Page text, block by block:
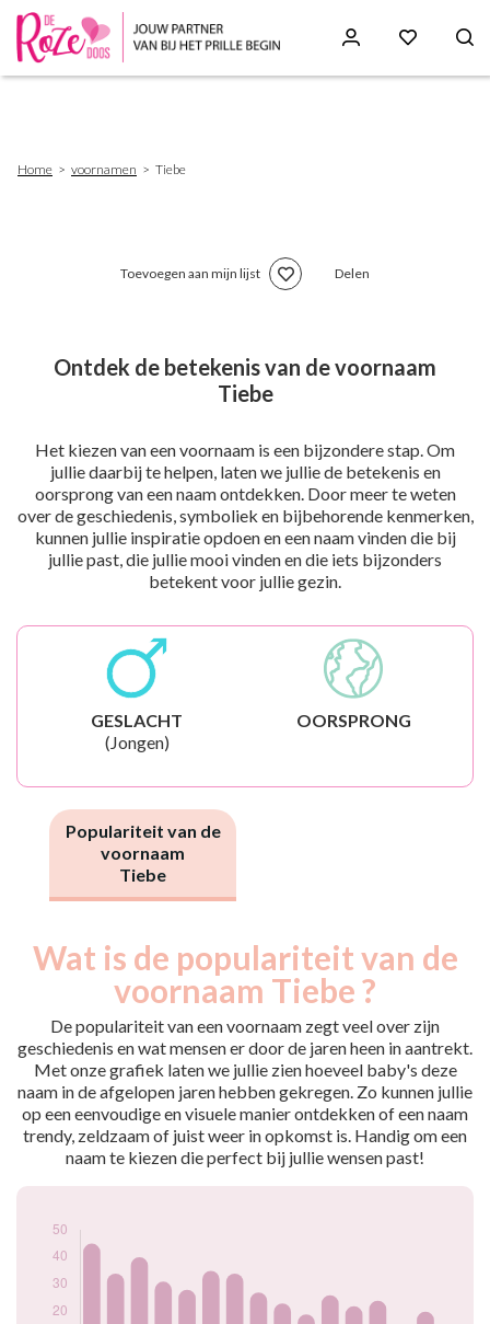
Home voornamen Tiebe
Toevoegen aan mijn lijst Delen
Ontdek de betekenis van de voornaam
Tiebe
Het kiezen van een voornaam is een bijzondere stap. Om
jullie daarbij te helpen, laten we jullie de betekenis en
oorsprong van een naam ontdekken. Door meer te weten
over de geschiedenis, symboliek en bijbehorende kenmerken,
kunnen jullie inspiratie opdoen en een naam vinden die bij
jullie past, die jullie mooi vinden en die iets bijzonders
betekent voor jullie gezin.
GESLACHT
(Jongen)
OORSPRONG
Populariteit van de
voornaam
Tiebe
Wat is de populariteit van de
voornaam Tiebe ?
De populariteit van een voornaam zegt veel over zijn
geschiedenis en wat mensen er door de jaren heen in aantrekt.
Met onze grafiek laten we jullie zien hoeveel baby's deze
naam in de afgelopen jaren hebben gekregen. Zo kunnen jullie
op een eenvoudige en visuele manier ontdekken of een naam
trendy, zeldzaam of juist weer in opkomst is. Handig om een
naam te kiezen die perfect bij jullie wensen past!
Année
Nouveaux-
nés
2010
45
2011
34
2012
40
2013
31
2014
28
2015
35
34
2019
19
2020
2021
2022